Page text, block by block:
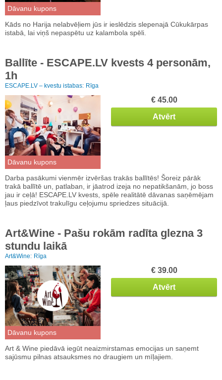
Dāvanu kupons
Kāds no Harija nelabvēļiem jūs ir ieslēdzis slepenajā Cūkukārpas
istabā, lai viņš nepaspētu uz kalambola spēli.
Ballīte - ESCAPE.LV kvests 4 personām,
1h
ESCAPE.LV – kvestu istabas: Rīga
Dāvanu kupons
€ 45.00
Atvērt
Darba pasākumi vienmēr izvēršas trakās ballītēs! Šoreiz pārāk
trakā ballītē un, patlaban, ir jāatrod izeja no nepatikšanām, jo boss
jau ir ceļā! ESCAPE.LV kvests, spēle realitātē dāvanas saņēmējam
ļaus piedzīvot trakulīgu ceļojumu spriedzes situācijā.
Art&Wine - Pašu rokām radīta glezna 3
stundu laikā
Art&Wine: Rīga
Dāvanu kupons
€ 39.00
Atvērt
Art & Wine piedāvā iegūt neaizmirstamas emocijas un saņemt
sajūsmu pilnas atsauksmes no draugiem un mīļajiem.